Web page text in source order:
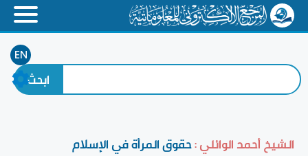
EN
الشيخ أحمد الوائلي :حقوق المرأة في الإسلام